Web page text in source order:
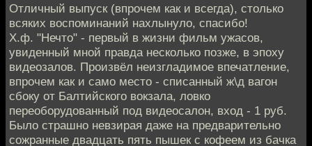
Отличный выпуск (впрочем как и всегда), столько
всяких воспоминаний нахлынуло, спасибо!
Х.ф. "Нечто" - первый в жизни фильм ужасов,
увиденный мной правда несколько позже, в эпоху
видеозалов. Произвёл неизгладимое впечатление,
впрочем как и само место - списанный ж\д вагон
сбоку от Балтийского вокзала, ловко
переоборудованный под видеосалон, вход - 1 руб.
Было страшно невзирая даже на предварительно
сожранные двадцать пять пышек с кофеем из бачка